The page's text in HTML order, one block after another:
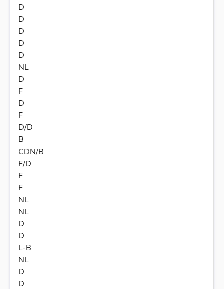
D
D
D
D
D
NL
D
F
D
F
D/D
B
CDN/B
F/D
F
F
NL
NL
D
D
L-B
NL
D
D